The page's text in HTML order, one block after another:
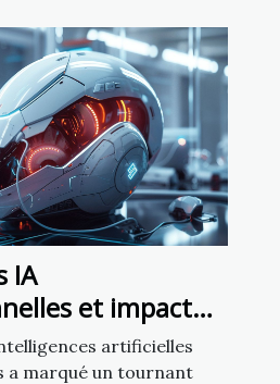
IA
et impact
artificielles
a marqué un tournant